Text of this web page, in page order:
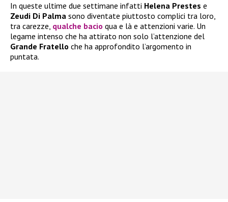
In queste ultime due settimane infatti Helena Prestes e
Zeudi Di Palma sono diventate piuttosto complici tra loro,
tra carezze, qualche bacio qua e là e attenzioni varie. Un
legame intenso che ha attirato non solo l’attenzione del
Grande Fratello che ha approfondito l’argomento in
puntata.